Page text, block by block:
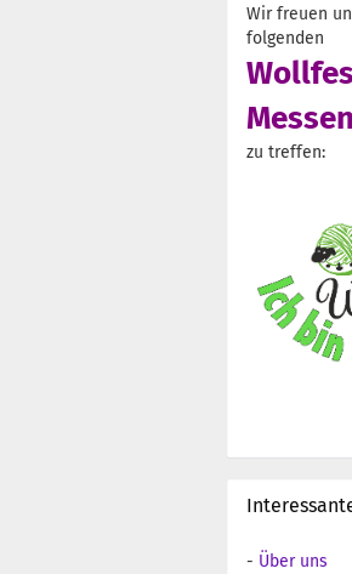
Wir freuen
folgenden
Messen
zu treffen:
- Über uns